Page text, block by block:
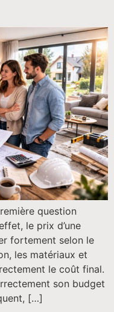
question
le prix d’une
fortement selon le
les matériaux et
le coût final.
son budget
[…]